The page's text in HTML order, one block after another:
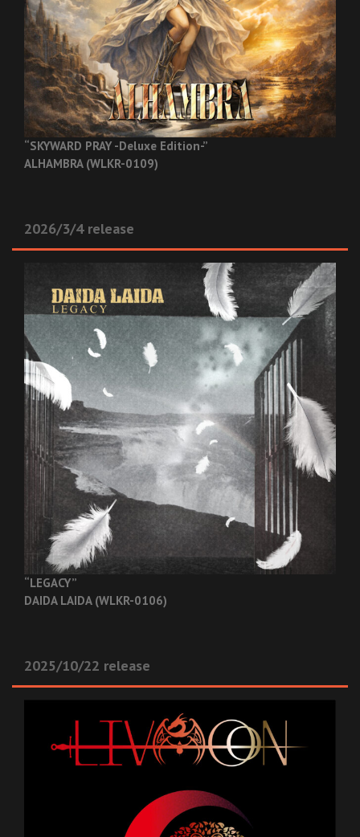
“SKYWARD PRAY -Deluxe Edition-”
ALHAMBRA (WLKR-0109)
2026/3/4 release
“LEGACY”
DAIDA LAIDA (WLKR-0106)
2025/10/22 release